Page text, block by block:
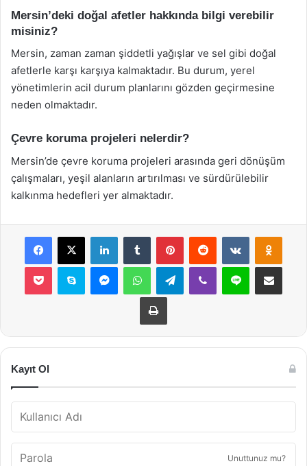
Mersin’deki doğal afetler hakkında bilgi verebilir
misiniz?
Mersin, zaman zaman şiddetli yağışlar ve sel gibi doğal
afetlerle karşı karşıya kalmaktadır. Bu durum, yerel
yönetimlerin acil durum planlarını gözden geçirmesine
neden olmaktadır.
Çevre koruma projeleri nelerdir?
Mersin’de çevre koruma projeleri arasında geri dönüşüm
çalışmaları, yeşil alanların artırılması ve sürdürülebilir
kalkınma hedefleri yer almaktadır.
Facebook
X LinkedInTumblr PinterestReddit VKontakte
Pocket Skype MessengerWhatsAppTelegramViber Line E-Posta ile
Yazdır
Kayıt Ol
Unuttunuz mu?